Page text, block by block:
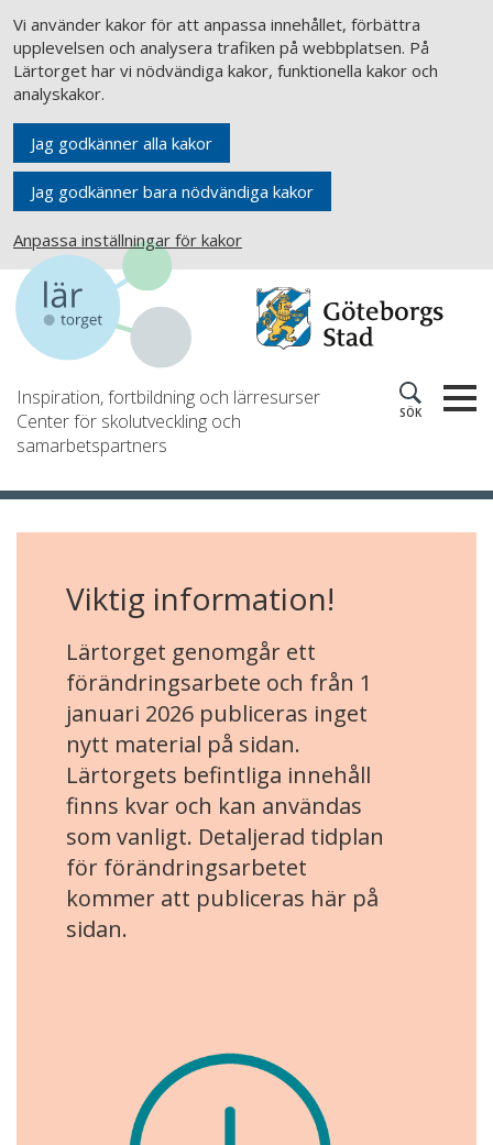
Vi använder kakor för att anpassa innehållet, förbättra
upplevelsen och analysera trafiken på webbplatsen. På
Lärtorget har vi nödvändiga kakor, funktionella kakor och
analyskakor.
Jag godkänner alla kakor
Jag godkänner bara nödvändiga kakor
Anpassa inställningar för kakor
Inspiration, fortbildning och lärresurser
Center för skolutveckling och
samarbetspartners
SÖK
Viktig information!
Lärtorget genomgår ett
förändringsarbete och från 1
januari 2026 publiceras inget
nytt material på sidan.
Lärtorgets befintliga innehåll
finns kvar och kan användas
som vanligt. Detaljerad tidplan
för förändringsarbetet
kommer att publiceras här på
sidan.